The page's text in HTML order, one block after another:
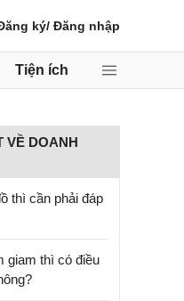
ký/ Đăng nhập
Tiện ích
VỀ DOANH
thì cần phải đáp
giam thì có điều